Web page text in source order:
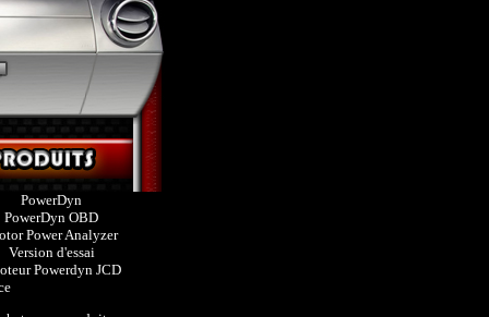
PowerDyn
PowerDyn OBD
Power Analyzer
Version d'essai